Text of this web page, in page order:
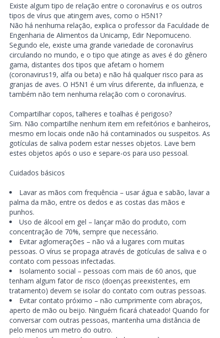
Existe algum tipo de relação entre o coronavírus e os outros
tipos de vírus que atingem aves, como o H5N1?
Não há nenhuma relação, explica o professor da Faculdade de
Engenharia de Alimentos da Unicamp, Edir Nepomuceno.
Segundo ele, existe uma grande variedade de coronavírus
circulando no mundo, e o tipo que atinge as aves é do gênero
gama, distantes dos tipos que afetam o homem
(coronavirus19, alfa ou beta) e não há qualquer risco para as
granjas de aves. O H5N1 é um vírus diferente, da influenza, e
também não tem nenhuma relação com o coronavírus.
Compartilhar copos, talheres e toalhas é perigoso?
Sim. Não compartilhe nenhum item em refeitórios e banheiros,
mesmo em locais onde não há contaminados ou suspeitos. As
gotículas de saliva podem estar nesses objetos. Lave bem
estes objetos após o uso e separe-os para uso pessoal.
Cuidados básicos
Lavar as mãos com frequência – usar água e sabão, lavar a
palma da mão, entre os dedos e as costas das mãos e
punhos.
Uso de álcool em gel – lançar mão do produto, com
concentração de 70%, sempre que necessário.
Evitar aglomerações – não vá a lugares com muitas
pessoas. O vírus se propaga através de gotículas de saliva e o
contato com pessoas infectadas.
Isolamento social – pessoas com mais de 60 anos, que
tenham algum fator de risco (doenças preexistentes, em
tratamento) devem se isolar do contato com outras pessoas.
Evitar contato próximo – não cumprimente com abraços,
aperto de mão ou beijo. Ninguém ficará chateado! Quando for
conversar com outras pessoas, mantenha uma distância de
pelo menos um metro do outro.